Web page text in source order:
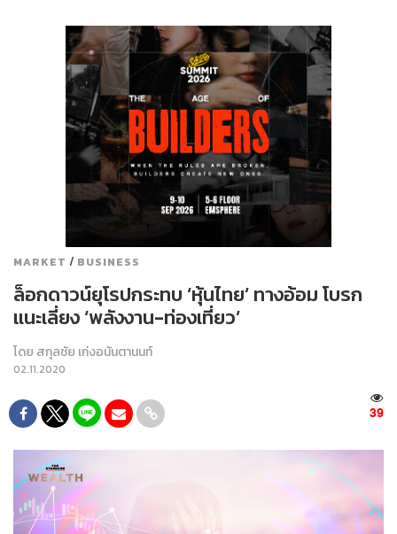
MARKET / BUSINESS
ล็อกดาวน์ยุโรปกระทบ ‘หุ้นไทย’ ทางอ้อม โบรก
แนะเลี่ยง ‘พลังงาน-ท่องเที่ยว’
โดย สกุลชัย เก่งอนันตานนท์
02.11.2020
39